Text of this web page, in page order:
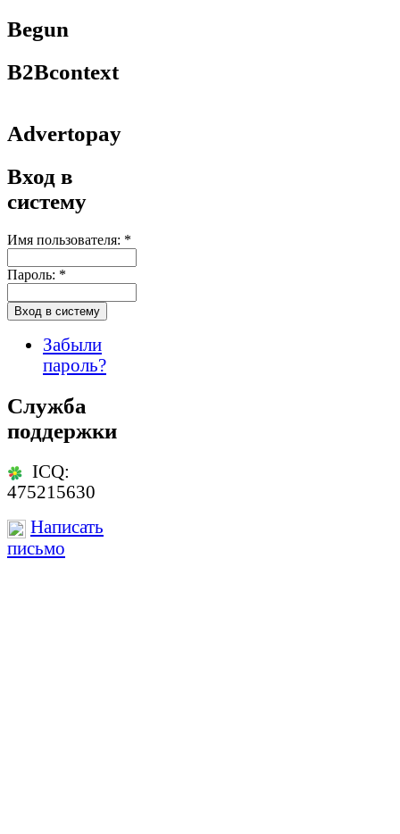
Begun
B2Bcontext
Advertopay
Вход в
систему
Имя пользователя: *
Пароль: *
Забыли
пароль?
Служба
поддержки
ICQ:
475215630
Написать
письмо